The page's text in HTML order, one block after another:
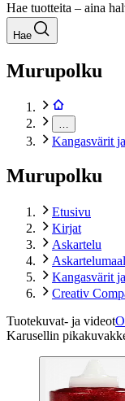
Hae tuotteita – aina
Hae
Murupolku
Kangasvärit
Murupolku
Etusivu
Kirjat
Askartelu
Kangasvärit
Creativ
Tuotekuvat- ja videot
Karusellin